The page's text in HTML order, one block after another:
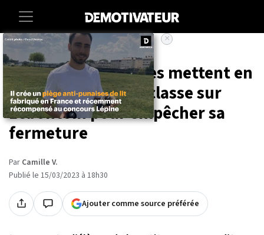
Accueil Insolite
Des parents d'élèves mettent en
vente une salle de classe sur
Leboncoin pour empêcher sa
fermeture
Par Camille V.
Publié le 15/03/2023 à 18h30
Ajouter comme source préférée
×